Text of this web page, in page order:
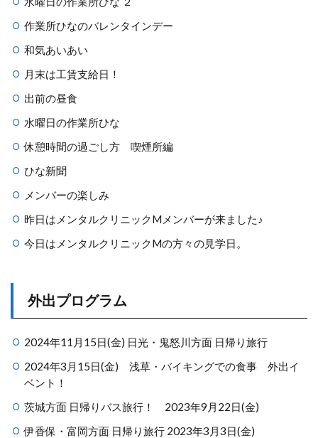
作業所ひなのバレンタインデー
和気あいあい
月末は工賃支給日！
出前の昼食
水曜日の作業所ひな
休憩時間の過ごし方 喫煙所編
ひな新聞
メンバーの楽しみ
昨日はメンタルクリニックMメンバーが来ました♪
今日はメンタルクリニックMの方々の見学日。
外出プログラム
2024年11月15日(金) 日光・鬼怒川方面 日帰り旅行
2024年3月15日(金) 浅草・バイキングでの食事 外出イ
ベント！
茨城方面 日帰りバス旅行！ 2023年9月22日(金)
伊香保・富岡方面 日帰り旅行 2023年3月3日(金)